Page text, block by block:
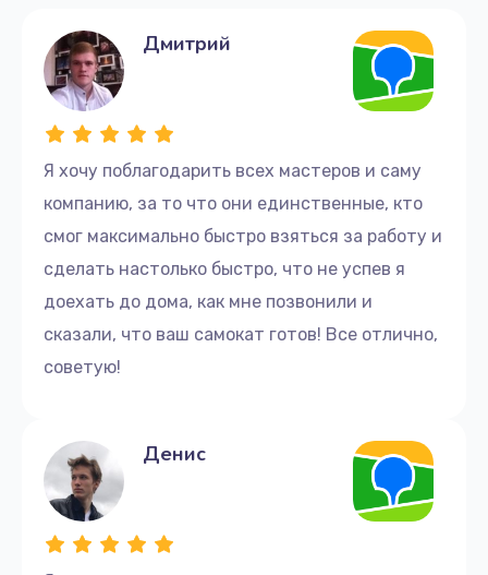
Я хочу поблагодарить всех мастеров и саму
компанию, за то что они единственные, кто
смог максимально быстро взяться за работу и
сделать настолько быстро, что не успев я
доехать до дома, как мне позвонили и
сказали, что ваш самокат готов! Все отлично,
советую!
Дмитрий
Денис